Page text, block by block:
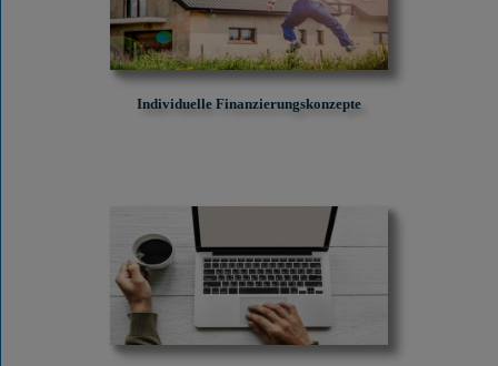
Individuelle Finanzierungskonzepte